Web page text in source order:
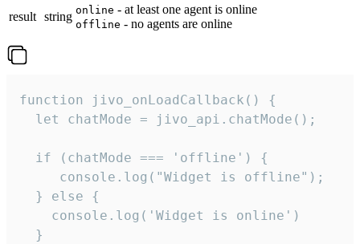
result string online - at least one agent is online
offline - no agents are online
function jivo_onLoadCallback() {
  let chatMode = jivo_api.chatMode();
  if (chatMode === 'offline') {
     console.log("Widget is offline");
  } else {
    console.log('Widget is online')
  }